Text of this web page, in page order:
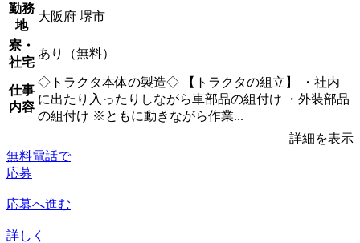
勤務
地
大阪府 堺市
寮・
社宅
あり（無料）
仕事
内容
◇トラクタ本体の製造◇ 【トラクタの組立】 ・社内
に出たり入ったりしながら車部品の組付け ・外装部品
の組付け ※ともに動きながら作業...
詳細を表示
無料電話で
応募
応募へ進む
詳しく